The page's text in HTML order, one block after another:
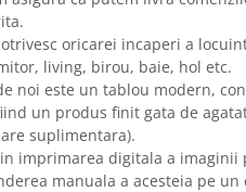
oricarei incaperi a
living, birou, baie, hol etc.
noi este un tablou modern,
un produs finit gata de
suplimentara).
imprimarea digitala a
manuala a acesteia pe